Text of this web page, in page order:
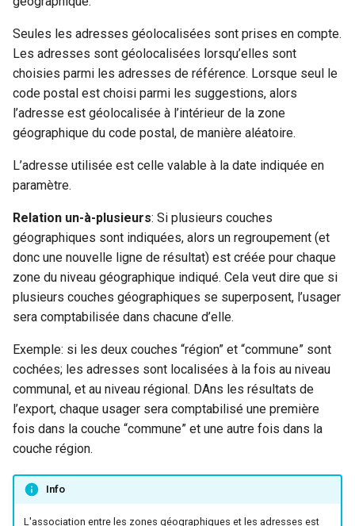
Seules les adresses géolocalisées sont prises en compte.
Les adresses sont géolocalisées lorsqu’elles sont
choisies parmi les adresses de référence. Lorsque seul le
code postal est choisi parmi les suggestions, alors
l’adresse est géolocalisée à l’intérieur de la zone
géographique du code postal, de manière aléatoire.
L’adresse utilisée est celle valable à la date indiquée en
paramètre.
Relation un-à-plusieurs: Si plusieurs couches
géographiques sont indiquées, alors un regroupement (et
donc une nouvelle ligne de résultat) est créée pour chaque
zone du niveau géographique indiqué. Cela veut dire que si
plusieurs couches géographiques se superposent, l’usager
sera comptabilisée dans chacune d’elle.
Exemple: si les deux couches “région” et “commune” sont
cochées; les adresses sont localisées à la fois au niveau
communal, et au niveau régional. DAns les résultats de
l’export, chaque usager sera comptabilisé une première
fois dans la couche “commune” et une autre fois dans la
couche région.
Info
L'association entre les zones géographiques et les adresses est